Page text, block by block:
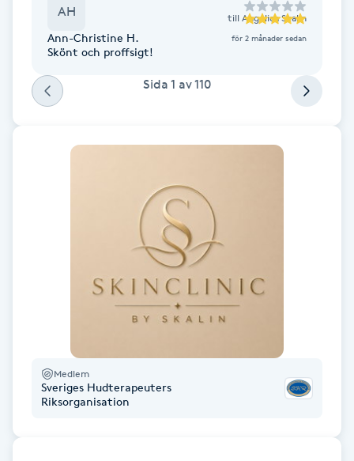
Fotsvamp
Fotvård
Fransar
Fransborttagning
Fransförlängning Megavolym
Fransförlängning Volym
Fransk manikyr
AH till Angelica Skalin
Ann-Christine H. för 2 månader sedan
Skönt och proffsigt!
Sida 1 av110
Medlem
Sveriges Hudterapeuters
Riksorganisation